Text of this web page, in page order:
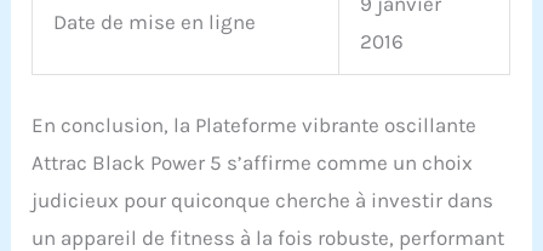
Date de mise en ligne
2016
En conclusion, la Plateforme vibrante oscillante
Attrac Black Power 5 s’affirme comme un choix
judicieux pour quiconque cherche à investir dans
un appareil de fitness à la fois robuste, performant